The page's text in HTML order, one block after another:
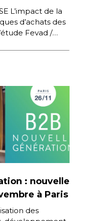
L’impact de la
d’achats des
Fevad /
: nouvelle
à Paris
des